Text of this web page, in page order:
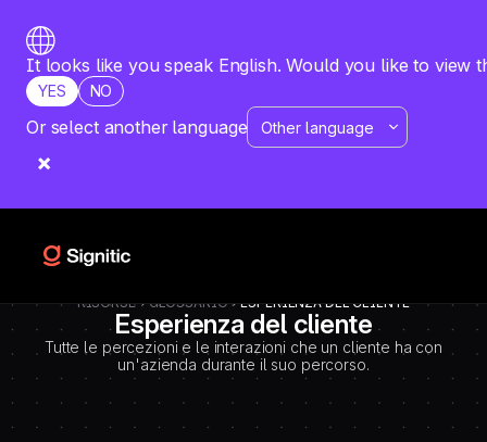
DEBUT CODE E - TEMPLATE CMS DEFINITIONS / LEXIQUE
Emplacement Webflow: Template CMS Definitions > Page settings >
Custom code > Inside tag
It looks like you speak English. Would you like to view
YES NO
Or select another language
RISORSE GLOSSARIO ESPERIENZA DEL CLIENTE
Esperienza del cliente
Tutte le percezioni e le interazioni che un cliente ha con
un'azienda durante il suo percorso.